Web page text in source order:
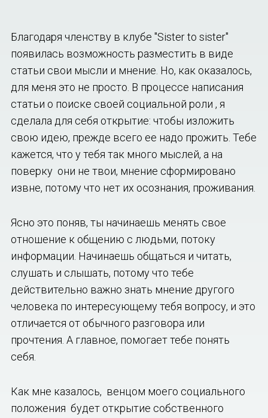
Благодаря членству в клубе "Sister to sister"
появилась возможность разместить в виде
статьи свои мысли и мнение. Но, как оказалось,
для меня это не просто. В процессе написания
статьи о поиске своей социальной роли , я
сделала для себя открытие: чтобы изложить
свою идею, прежде всего ее надо прожить. Тебе
кажется, что у тебя так много мыслей, а на
поверку они не твои, мнение сформировано
извне, потому что нет их осознания, проживания.
Ясно это поняв, ты начинаешь менять свое
отношение к общению с людьми, потоку
информации. Начинаешь общаться и читать,
слушать и слышать, потому что тебе
действительно важно знать мнение другого
человека по интересующему тебя вопросу, и это
отличается от обычного разговора или
прочтения. А главное, помогает тебе понять
себя.
Как мне казалось, венцом моего социального
положения будет открытие собственного